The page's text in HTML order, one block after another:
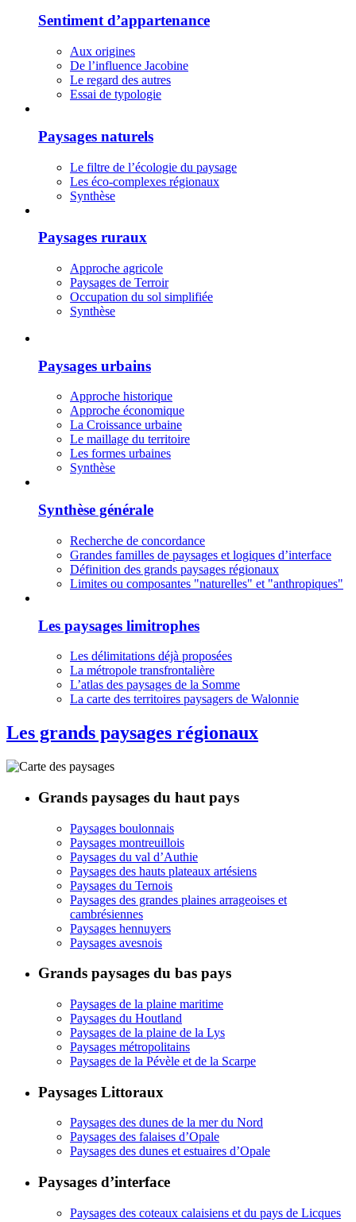
Sentiment d’appartenance
Aux origines
De l’influence Jacobine
Le regard des autres
Essai de typologie
Paysages naturels
Le filtre de l’écologie du paysage
Les éco-complexes régionaux
Synthèse
Paysages ruraux
Approche agricole
Paysages de Terroir
Occupation du sol simplifiée
Synthèse
Paysages urbains
Approche historique
Approche économique
La Croissance urbaine
Le maillage du territoire
Les formes urbaines
Synthèse
Synthèse générale
Recherche de concordance
Grandes familles de paysages et logiques d’interface
Définition des grands paysages régionaux
Limites ou composantes "naturelles" et "anthropiques"
Les paysages limitrophes
Les délimitations déjà proposées
La métropole transfrontalière
L’atlas des paysages de la Somme
La carte des territoires paysagers de Walonnie
Les grands paysages régionaux
Grands paysages du haut pays
Paysages boulonnais
Paysages montreuillois
Paysages du val d’Authie
Paysages des hauts plateaux artésiens
Paysages du Ternois
Paysages des grandes plaines arrageoises et
cambrésiennes
Paysages hennuyers
Paysages avesnois
Grands paysages du bas pays
Paysages de la plaine maritime
Paysages du Houtland
Paysages de la plaine de la Lys
Paysages métropolitains
Paysages de la Pévèle et de la Scarpe
Paysages Littoraux
Paysages des dunes de la mer du Nord
Paysages des falaises d’Opale
Paysages des dunes et estuaires d’Opale
Paysages d’interface
Paysages des coteaux calaisiens et du pays de Licques